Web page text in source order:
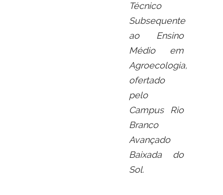
Técnico
Subsequente
ao Ensino
Médio em
Agroecologia,
ofertado
pelo
Campus Rio
Branco
Avançado
Baixada do
Sol.